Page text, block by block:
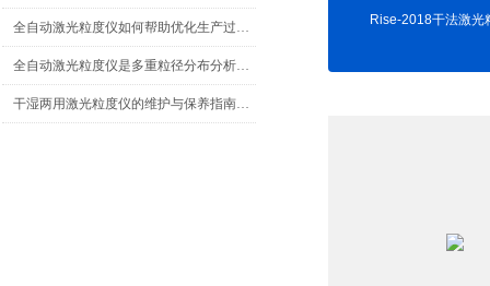
全自动激光粒度仪如何帮助优化生产过程中的质量控制？
全自动激光粒度仪是多重粒径分布分析的利器
干湿两用激光粒度仪的维护与保养指南说明
Rise-2018干法激光